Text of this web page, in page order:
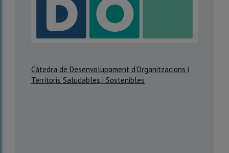
Càtedra de Desenvolupament d’Organitzacions i
Territoris Saludables i Sostenibles